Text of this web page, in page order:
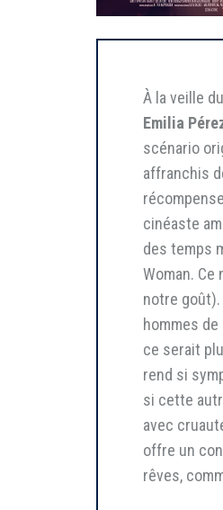
À la veille
Emilia
scénario
affranchis
cinéaste
des temps
Woman.
notre goût).
hommes
ce serait
rend si
si cette
avec
offre un
rêves,